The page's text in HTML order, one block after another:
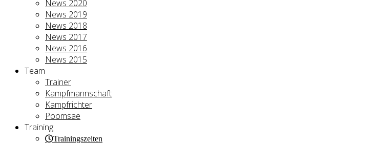
News 2020
News 2019
News 2018
News 2017
News 2016
News 2015
Team
Trainer
Kampfmannschaft
Kampfrichter
Poomsae
Training
Trainingszeiten